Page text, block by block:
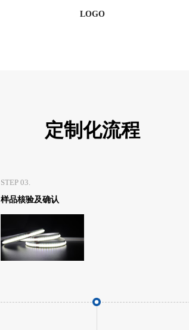
LOGO
定制化流程
STEP 03.
样品核验及确认